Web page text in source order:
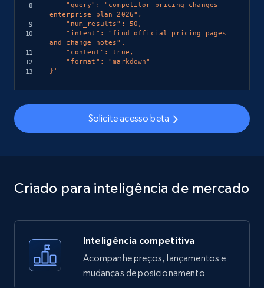
enterprise plan 2026",
and change notes",
}'
Solicite acesso beta
Criado para inteligência de mercado
Inteligência competitiva
Acompanhe preços, lançamentos e
mudanças de posicionamento